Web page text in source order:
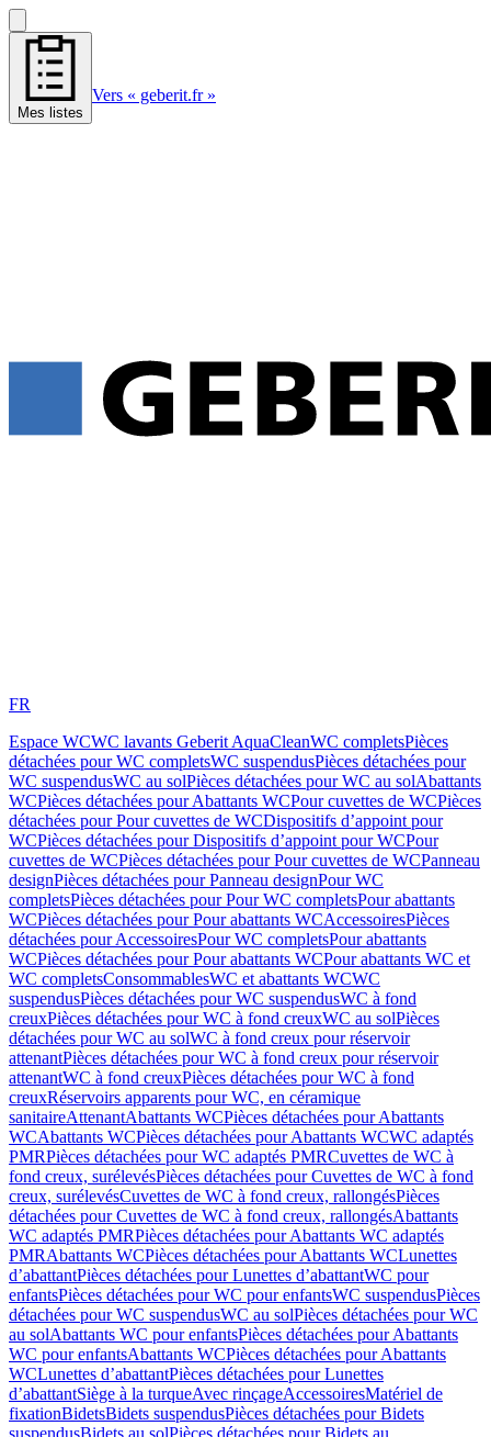
Mes listes
Vers « geberit.fr »
FR
Espace WCWC lavants Geberit AquaCleanWC completsPièces
détachées pour WC completsWC suspendusPièces détachées pour
WC suspendusWC au solPièces détachées pour WC au solAbattants
WCPièces détachées pour Abattants WCPour cuvettes de WCPièces
détachées pour Pour cuvettes de WCDispositifs d’appoint pour
WCPièces détachées pour Dispositifs d’appoint pour WCPour
cuvettes de WCPièces détachées pour Pour cuvettes de WCPanneau
designPièces détachées pour Panneau designPour WC
completsPièces détachées pour Pour WC completsPour abattants
WCPièces détachées pour Pour abattants WCAccessoiresPièces
détachées pour AccessoiresPour WC completsPour abattants
WCPièces détachées pour Pour abattants WCPour abattants WC et
WC completsConsommablesWC et abattants WCWC
suspendusPièces détachées pour WC suspendusWC à fond
creuxPièces détachées pour WC à fond creuxWC au solPièces
détachées pour WC au solWC à fond creux pour réservoir
attenantPièces détachées pour WC à fond creux pour réservoir
attenantWC à fond creuxPièces détachées pour WC à fond
creuxRéservoirs apparents pour WC, en céramique
sanitaireAttenantAbattants WCPièces détachées pour Abattants
WCAbattants WCPièces détachées pour Abattants WCWC adaptés
PMRPièces détachées pour WC adaptés PMRCuvettes de WC à
fond creux, surélevésPièces détachées pour Cuvettes de WC à fond
creux, surélevésCuvettes de WC à fond creux, rallongésPièces
détachées pour Cuvettes de WC à fond creux, rallongésAbattants
WC adaptés PMRPièces détachées pour Abattants WC adaptés
PMRAbattants WCPièces détachées pour Abattants WCLunettes
d’abattantPièces détachées pour Lunettes d’abattantWC pour
enfantsPièces détachées pour WC pour enfantsWC suspendusPièces
détachées pour WC suspendusWC au solPièces détachées pour WC
au solAbattants WC pour enfantsPièces détachées pour Abattants
WC pour enfantsAbattants WCPièces détachées pour Abattants
WCLunettes d’abattantPièces détachées pour Lunettes
d’abattantSiège à la turqueAvec rinçageAccessoiresMatériel de
fixationBidetsBidets suspendusPièces détachées pour Bidets
suspendusBidets au solPièces détachées pour Bidets au